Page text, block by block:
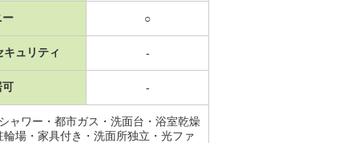
ー ○
キュリティ -
可 -
ャワー・都市ガス・洗面台・浴室乾燥
場・家具付き・洗面所独立・光ファ